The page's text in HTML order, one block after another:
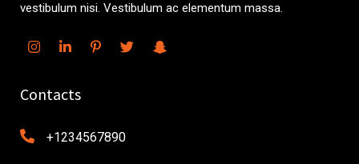
vestibulum nisi. Vestibulum ac elementum massa.
Contacts
+1234567890